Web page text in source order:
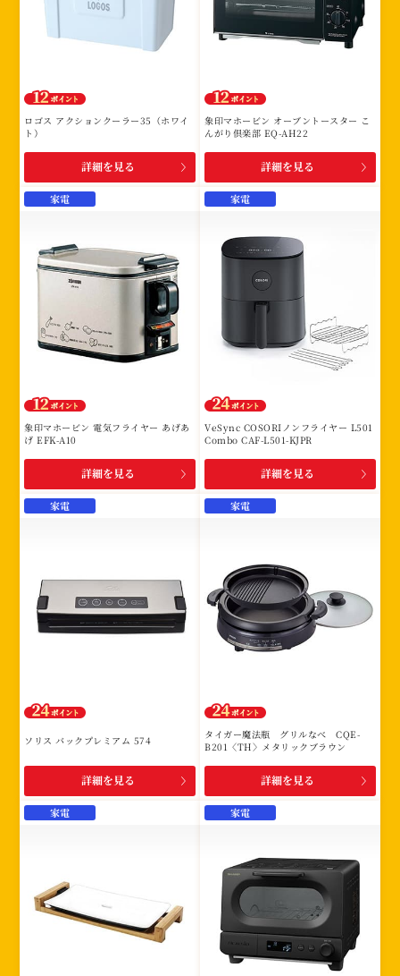
ロゴス アクションクーラー35（ホワイ
ト）
詳細を見る
象印マホービン オーブントースター こ
んがり倶楽部 EQ-AH22
詳細を見る
家電
象印マホービン 電気フライヤー あげあ
げ EFK-A10
詳細を見る
家電
VeSync COSORIノンフライヤー L501
Combo CAF-L501-KJPR
詳細を見る
家電
ソリス バックプレミアム 574
詳細を見る
家電
タイガー魔法瓶 グリルなべ CQE-
B201〈TH〉メタリックブラウン
詳細を見る
家電 家電